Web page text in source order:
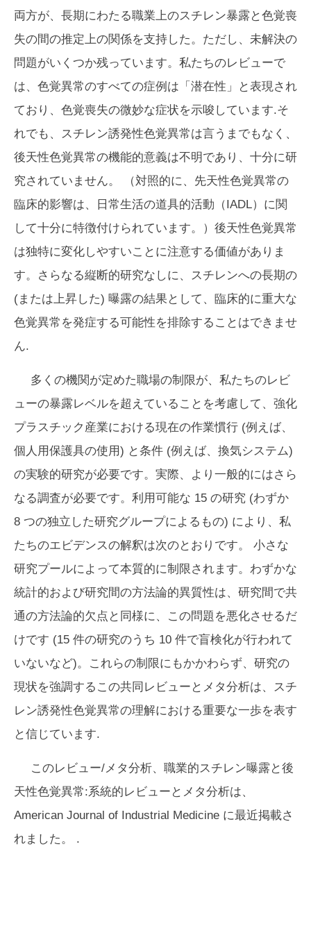
両方が、長期にわたる職業上のスチレン暴露と色覚喪
失の間の推定上の関係を支持した。ただし、未解決の
問題がいくつか残っています。私たちのレビューで
は、色覚異常のすべての症例は「潜在性」と表現され
ており、色覚喪失の微妙な症状を示唆しています.そ
れでも、スチレン誘発性色覚異常は言うまでもなく、
後天性色覚異常の機能的意義は不明であり、十分に研
究されていません。 （対照的に、先天性色覚異常の
臨床的影響は、日常生活の道具的活動（IADL）に関
して十分に特徴付けられています。）後天性色覚異常
は独特に変化しやすいことに注意する価値がありま
す。さらなる縦断的研究なしに、スチレンへの長期の
(または上昇した) 曝露の結果として、臨床的に重大な
色覚異常を発症する可能性を排除することはできませ
ん.
多くの機関が定めた職場の制限が、私たちのレビ
ューの暴露レベルを超えていることを考慮して、強化
プラスチック産業における現在の作業慣行 (例えば、
個人用保護具の使用) と条件 (例えば、換気システム)
の実験的研究が必要です。実際、より一般的にはさら
なる調査が必要です。利用可能な 15 の研究 (わずか
8 つの独立した研究グループによるもの) により、私
たちのエビデンスの解釈は次のとおりです。
小さな
研究プールによって本質的に制限されます。わずかな
統計的および研究間の方法論的異質性は、研究間で共
通の方法論的欠点と同様に、この問題を悪化させるだ
けです (15 件の研究のうち 10 件で盲検化が行われて
いないなど)。これらの制限にもかかわらず、研究の
現状を強調するこの共同レビューとメタ分析は、スチ
レン誘発性色覚異常の理解における重要な一歩を表す
と信じています.
このレビュー/メタ分析、職業的スチレン曝露と後
天性色覚異常:系統的レビューとメタ分析は、
American Journal of Industrial Medicine に最近掲載さ
れました。 .